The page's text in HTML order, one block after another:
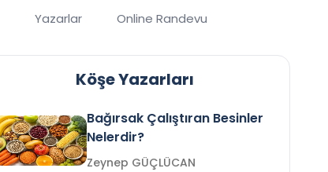
Yazarlar Online Randevu
Köşe Yazarları
Bağırsak Çalıştıran Besinler
Nelerdir?
Zeynep GÜÇLÜCAN